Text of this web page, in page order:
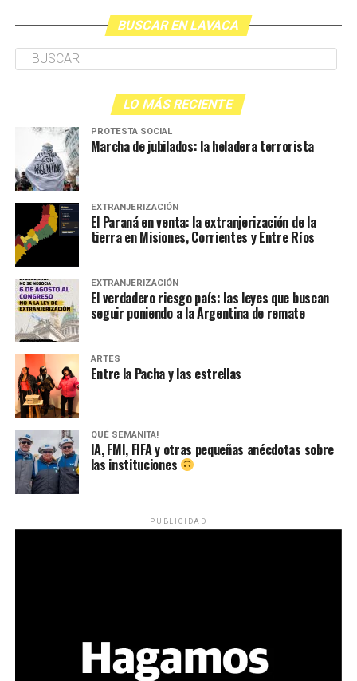
BUSCAR EN LAVACA
LO MÁS RECIENTE
PROTESTA SOCIAL
Marcha de jubilados: la heladera terrorista
EXTRANJERIZACIÓN
El Paraná en venta: la extranjerización de la
tierra en Misiones, Corrientes y Entre Ríos
EXTRANJERIZACIÓN
El verdadero riesgo país: las leyes que buscan
seguir poniendo a la Argentina de remate
ARTES
Entre la Pacha y las estrellas
QUÉ SEMANITA!
IA, FMI, FIFA y otras pequeñas anécdotas sobre
las instituciones
PUBLICIDAD